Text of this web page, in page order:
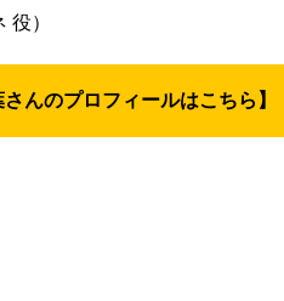
役）
さんのプロフィールはこちら】